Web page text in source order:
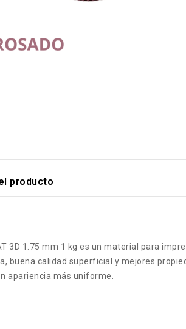
producto
3D 1.75 mm 1 kg es un material para
buena calidad superficial y mejores
apariencia más uniforme.